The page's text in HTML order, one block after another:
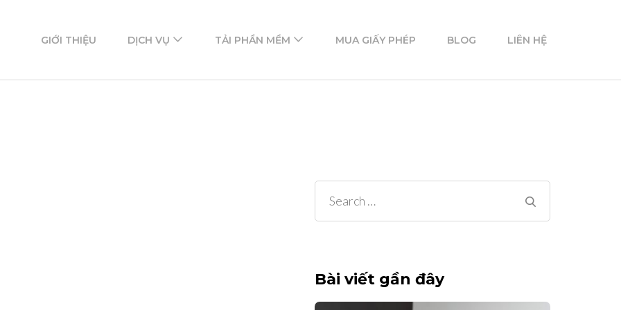
GIỚI THIỆU DỊCH VỤ TẢI PHẦN MỀM MUA GIẤY PHÉP BLOG LIÊN HỆ
Search
for:
Bài viết gần đây